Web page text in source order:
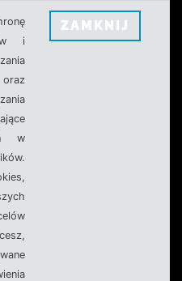
i
w
ZAMKNIJ